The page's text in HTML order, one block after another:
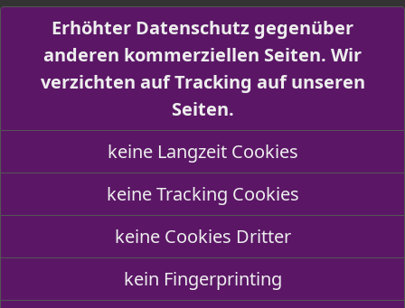
Erhöhter Datenschutz gegenüber
anderen kommerziellen Seiten. Wir
verzichten auf Tracking auf unseren
Seiten.
keine Langzeit Cookies
keine Tracking Cookies
keine Cookies Dritter
kein Fingerprinting